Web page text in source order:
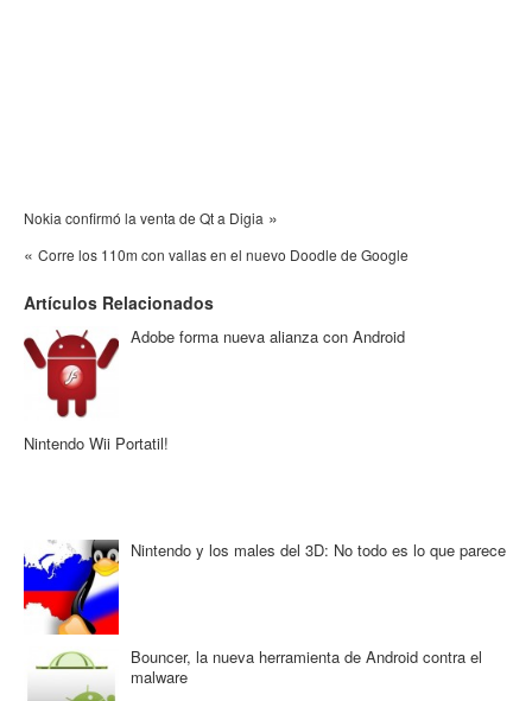
Nokia confirmó la venta de Qt a Digia »
« Corre los 110m con vallas en el nuevo Doodle de Google
Artículos Relacionados
Adobe forma nueva alianza con Android
Nintendo Wii Portatil!
Nintendo y los males del 3D: No todo es lo que parece
Bouncer, la nueva herramienta de Android contra el
malware